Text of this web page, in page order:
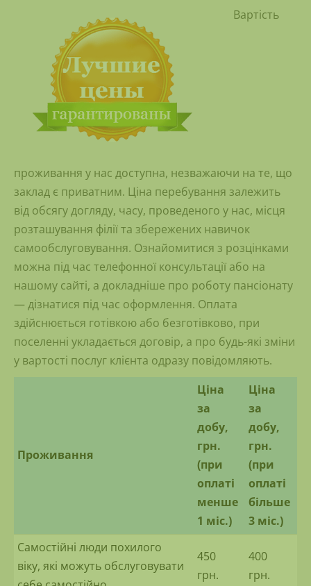
Вартість
проживання у нас доступна, незважаючи на те, що
заклад є приватним. Ціна перебування залежить
від обсягу догляду, часу, проведеного у нас, місця
розташування філії та збережених навичок
самообслуговування. Ознайомитися з розцінками
можна під час телефонної консультації або на
нашому сайті, а докладніше про роботу пансіонату
— дізнатися під час оформлення. Оплата
здійснюється готівкою або безготівково, при
поселенні укладається договір, а про будь-які зміни
у вартості послуг клієнта одразу повідомляють.
Проживання
Ціна
за
добу,
грн.
(при
оплаті
менше
1 міс.)
Ціна
за
добу,
грн.
(при
оплаті
більше
3 міс.)
Самостійні люди похилого
віку, які можуть обслуговувати
450
грн.
400
грн.